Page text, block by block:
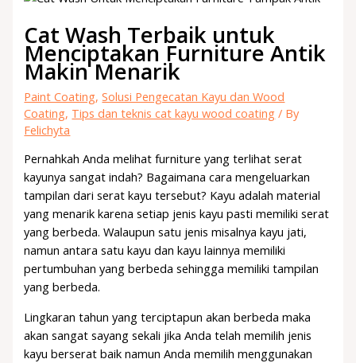
Cat Wash Terbaik untuk
Menciptakan Furniture Antik
Makin Menarik
Paint Coating,Solusi Pengecatan Kayu dan Wood
Coating, Tips dan teknis cat kayu wood coating / By
Felichyta
Pernahkah Anda melihat furniture yang terlihat serat
kayunya sangat indah? Bagaimana cara mengeluarkan
tampilan dari serat kayu tersebut? Kayu adalah material
yang menarik karena setiap jenis kayu pasti memiliki serat
yang berbeda. Walaupun satu jenis misalnya kayu jati,
namun antara satu kayu dan kayu lainnya memiliki
pertumbuhan yang berbeda sehingga memiliki tampilan
yang berbeda.
Lingkaran tahun yang terciptapun akan berbeda maka
akan sangat sayang sekali jika Anda telah memilih jenis
kayu berserat baik namun Anda memilih menggunakan